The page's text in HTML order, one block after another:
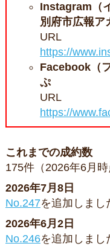
Instagram（
別府市広報ア
URL
https://
Facebook（
ぷ
URL
https://
これまでの成約数
175件（2026年6月時
2026年7月8日
No.247を追加しまし
2026年6月2日
No.246を追加しまし